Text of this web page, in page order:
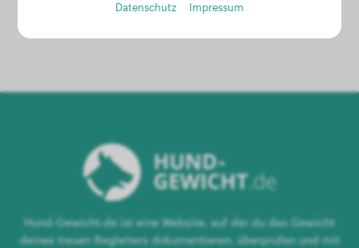
Hund-Gewicht.de ist eine Website, auf der du das Gewicht
deines treuen Begleiters dokumentieren, überprüfen und mit
Datenschutz Impressum